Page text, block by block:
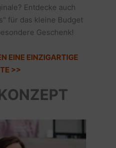
Entdecke auch
für das kleine Budget
Geschenk!
EINE EINZIGARTIGE
>>